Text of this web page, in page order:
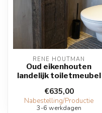
RENE HOUTMAN
Oud eikenhouten
landelijk toiletmeubel
€635,00
Nabestelling/Productie
3-6 werkdagen